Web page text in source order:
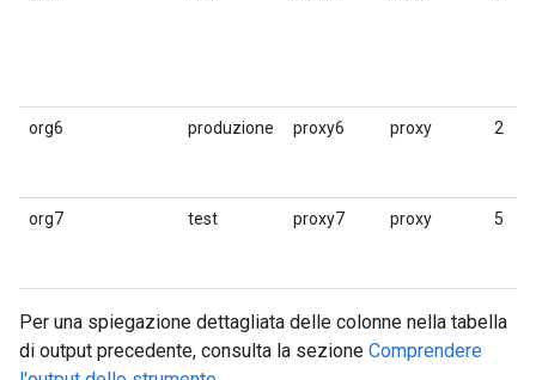
org6 produzione proxy6 proxy 2
org7 test proxy7 proxy 5
Per una spiegazione dettagliata delle colonne nella tabella
di output precedente, consulta la sezione Comprendere